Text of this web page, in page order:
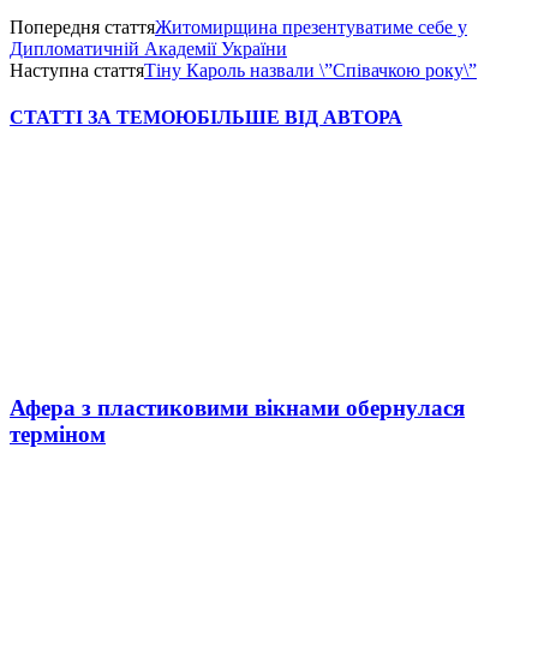
Попередня статтяЖитомирщина презентуватиме себе у
Дипломатичній Академії України
Наступна статтяТіну Кароль назвали \”Співачкою року\”
СТАТТІ ЗА ТЕМОЮБІЛЬШЕ ВІД АВТОРА
Афера з пластиковими вікнами обернулася
терміном